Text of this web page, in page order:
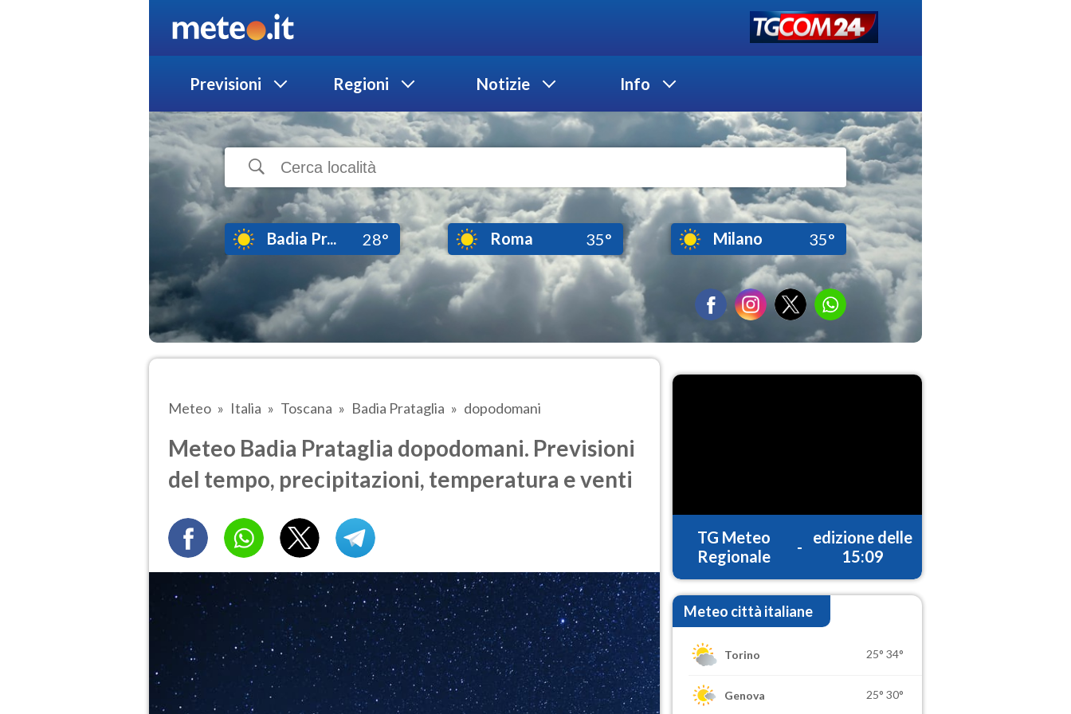
Previsioni Regioni Notizie Info
Badia Pr... 28° Roma 35° Milano 35°
Meteo Italia Toscana Badia Prataglia dopodomani
Meteo Badia Prataglia dopodomani. Previsioni
del tempo, precipitazioni, temperatura e venti
TG Meteo
Regionale
-
edizione delle
15:09
Meteo città italiane
Torino 25° 34°
Genova 25° 30°